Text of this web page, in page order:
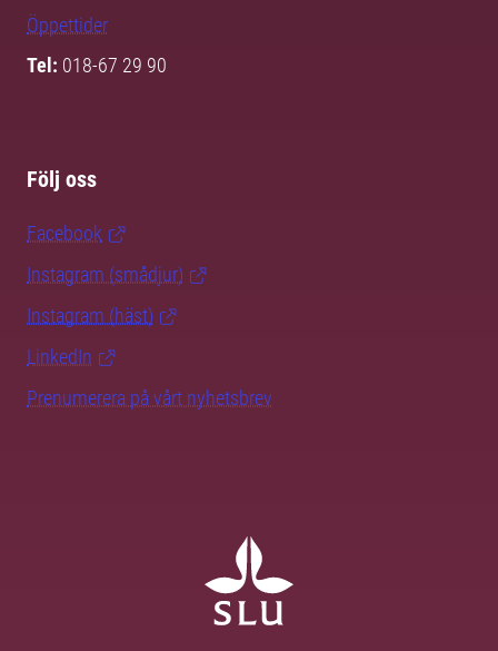
Öppettider
Tel: 018-67 29 90
Följ oss
Facebook
Instagram (smådjur)
Instagram (häst)
LinkedIn
Prenumerera på vårt nyhetsbrev